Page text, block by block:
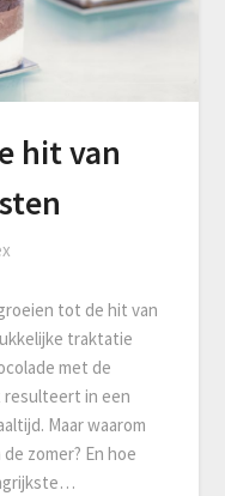
hit van
tot de hit van
traktatie
met de
resulteert in een
Maar waarom
zomer? En hoe